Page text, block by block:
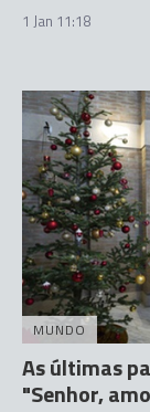
1 Jan 11:18
MUNDO
As últimas
"Senhor,